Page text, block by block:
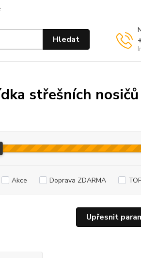
Hledat
střešních
Upřesnit
Akce Doprava ZDARMA